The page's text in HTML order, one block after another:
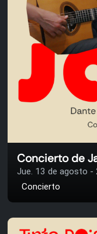
Jue. 13 de agosto -
Concierto